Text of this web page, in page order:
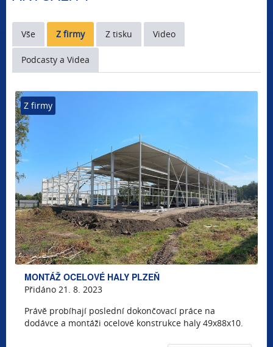
Vše Z firmy Z tisku Video
Podcasty a Videa
Z firmy
MONTÁŽ OCELOVÉ HALY PLZEŇ
Přidáno 21. 8. 2023
Právě probíhají poslední dokončovací práce na
dodávce a montáži ocelové konstrukce haly 49x88x10.